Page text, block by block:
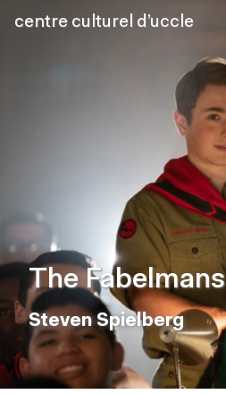
centre culturel d’uccle
The Fabelmans
Steven Spielberg